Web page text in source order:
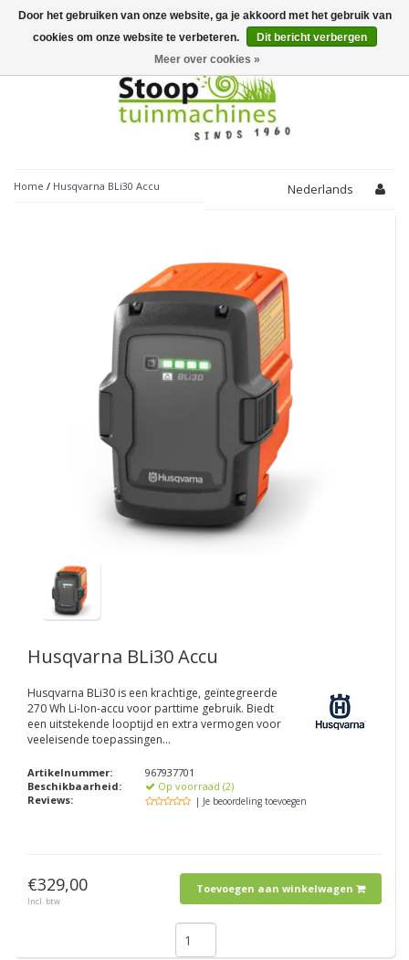
Toggle
navigation
Home / Husqvarna BLi30 Accu Nederlands
Husqvarna BLi30 Accu
Husqvarna BLi30 is een krachtige, geïntegreerde
270 Wh Li-Ion-accu voor parttime gebruik. Biedt
een uitstekende looptijd en extra vermogen voor
veeleisende toepassingen...
Artikelnummer:
967937701
Beschikbaarheid:
Op voorraad (2)
Reviews:
| Je beoordeling toevoegen
€329,00
Incl. btw
Toevoegen aan winkelwagen
Door het gebruiken van onze website, ga je akkoord met het gebruik van
cookies om onze website te verbeteren.
Dit bericht verbergen
Meer over cookies »